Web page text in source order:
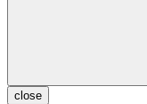
close